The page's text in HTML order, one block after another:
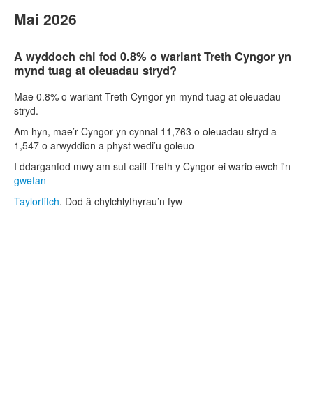
Mai 2026
A wyddoch chi fod 0.8% o wariant Treth Cyngor yn
mynd tuag at oleuadau stryd?
Mae 0.8% o wariant Treth Cyngor yn mynd tuag at oleuadau
stryd.
Am hyn, mae’r Cyngor yn cynnal 11,763 o oleuadau stryd a
1,547 o arwyddion a physt wedi’u goleuo
I ddarganfod mwy am sut caiff Treth y Cyngor ei wario ewch i'n
gwefan
Taylorfitch. Dod â chylchlythyrau’n fyw